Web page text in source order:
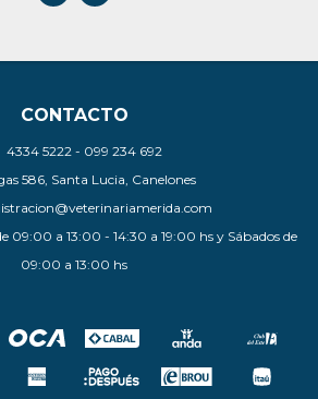
CONTACTO
4334 5222 - 099 234 692
586, Santa Lucia, Canelones
09:00 a 13:00 - 14:30 a 19:00 hs y Sábados de
09:00 a 13:00 hs